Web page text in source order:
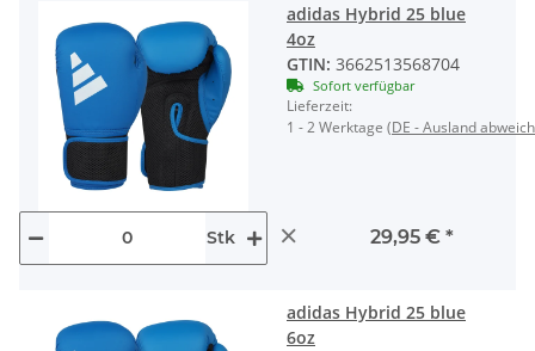
adidas Hybrid 25 blue
4oz
GTIN: 3662513568704
Sofort verfügbar
Lieferzeit:
1 - 2 Werktage (DE - Ausland
Stk × 29,95 €*
adidas Hybrid 25 blue
6oz